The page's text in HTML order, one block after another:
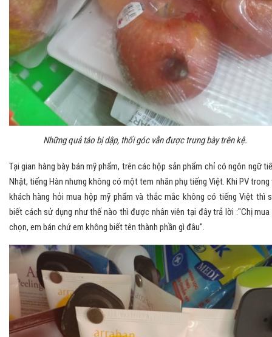
Những quả táo bị dập, thối góc vẫn được trưng bày trên kệ.
Tại gian hàng bày bán mỹ phẩm, trên các hộp sản phẩm chỉ có ngôn ngữ
Nhật, tiếng Hàn nhưng không có một tem nhãn phụ tiếng Việt. Khi PV trong
khách hàng hỏi mua hộp mỹ phẩm và thắc mắc không có tiếng Việt thì
biết cách sử dụng như thế nào thì được nhân viên tại đây trả lời :"Chị
chọn, em bán chứ em không biết tên thành phần gì đâu".